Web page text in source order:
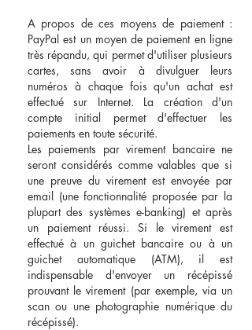
A propos de ces moyens de paiement :
PayPal est un moyen de paiement en ligne
très répandu, qui permet d'utiliser plusieurs
cartes, sans avoir à divulguer leurs
numéros à chaque fois qu'un achat est
effectué sur Internet. La création d'un
compte initial permet d'effectuer les
paiements en toute sécurité.
Les paiements par virement bancaire ne
seront considérés comme valables que si
une preuve du virement est envoyée par
email (une fonctionnalité proposée par la
plupart des systèmes e-banking) et après
un paiement réussi. Si le virement est
effectué à un guichet bancaire ou à un
guichet automatique (ATM), il est
indispensable d'envoyer un récépissé
prouvant le virement (par exemple, via un
scan ou une photographie numérique du
récépissé).